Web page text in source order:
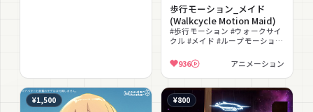
歩行モーション_メイド
(Walkcycle Motion Maid)
#歩行モーション #ウォークサイ
クル #メイド #ループモーション
アニメーション
936 アニメーション
¥1,500 ¥800